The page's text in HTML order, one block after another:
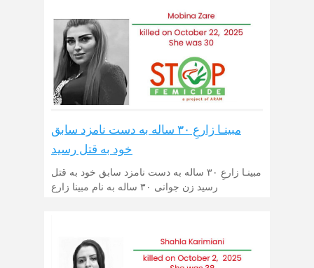
مبینـا زارعِ ۳۰ ساله به دست نامزد سابق
خود به قتل رسید
مبینـا زارعِ ۳۰ ساله به دست نامزد سابق خود به قتل
رسید زن جوانی ۳۰ ساله به نام مبینا زارع